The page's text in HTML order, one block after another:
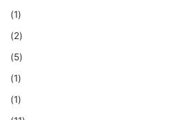
(1)
(2)
(5)
(1)
(1)